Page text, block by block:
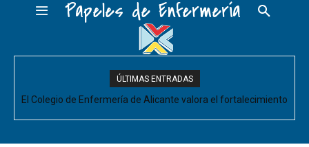
Papeles de Enfermería
ÚLTIMAS ENTRADAS
El Colegio de Enfermería de Alicante valora el fortalecimiento
acompañe de decisiones estructurales para...